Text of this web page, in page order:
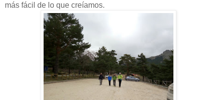
más fácil de lo que creíamos.